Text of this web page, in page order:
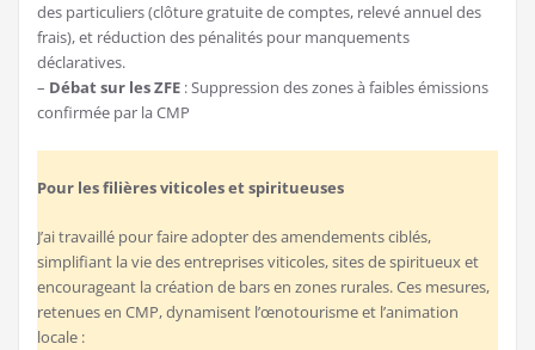
des particuliers (clôture gratuite de comptes, relevé annuel des
frais), et réduction des pénalités pour manquements
déclaratives.
– Débat sur les ZFE : Suppression des zones à faibles émissions
confirmée par la CMP
Pour les filières viticoles et spiritueuses
J’ai travaillé pour faire adopter des amendements ciblés,
simplifiant la vie des entreprises viticoles, sites de spiritueux et
encourageant la création de bars en zones rurales. Ces mesures,
retenues en CMP, dynamisent l’œnotourisme et l’animation
locale :